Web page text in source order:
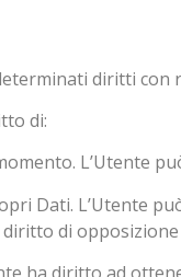
diritti
di:
L’Utente
Dati. L’Utente
di